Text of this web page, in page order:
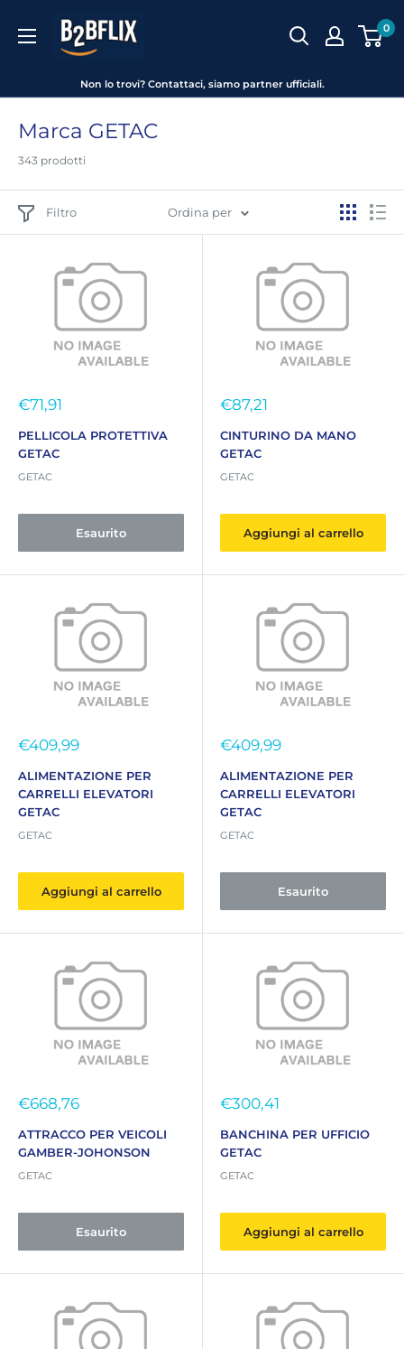
B2BFLIX 0
Non lo trovi? Contattaci, siamo partner ufficiali.
Marca GETAC
343 prodotti
Filtro Ordina per
Prezzo
€71,91
PELLICOLA PROTETTIVA
GETAC
GETAC
Esaurito
Prezzo
€87,21
CINTURINO DA MANO
GETAC
GETAC
Aggiungi al carrello
Prezzo
€409,99
ALIMENTAZIONE PER
CARRELLI ELEVATORI
GETAC
GETAC
Aggiungi al carrello
Prezzo
€409,99
ALIMENTAZIONE PER
CARRELLI ELEVATORI
GETAC
GETAC
Esaurito
Prezzo
€668,76
ATTRACCO PER VEICOLI
GAMBER-JOHONSON
GETAC
Esaurito
Prezzo
€300,41
BANCHINA PER UFFICIO
GETAC
GETAC
Aggiungi al carrello